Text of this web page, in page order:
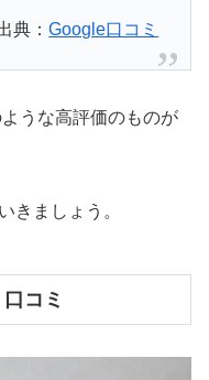
典：Google口コミ
うな高評価のものが
きましょう。
コミ